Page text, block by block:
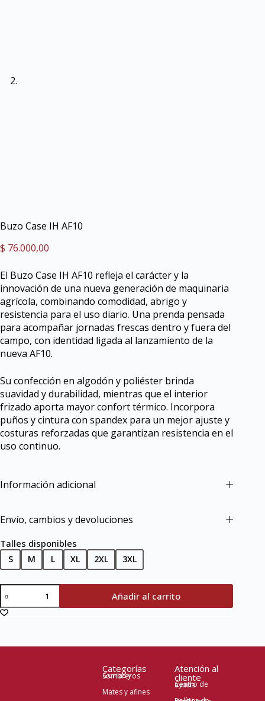
Buzo Case IH AF10
$ 76.000,00
El Buzo Case IH AF10 refleja el carácter y la
innovación de una nueva generación de maquinaria
agrícola, combinando comodidad, abrigo y
resistencia para el uso diario. Una prenda pensada
para acompañar jornadas frescas dentro y fuera del
campo, con identidad ligada al lanzamiento de la
nueva AF10.
Su confección en algodón y poliéster brinda
suavidad y durabilidad, mientras que el interior
frizado aporta mayor confort térmico. Incorpora
puños y cintura con spandex para un mejor ajuste y
costuras reforzadas que garantizan resistencia en el
uso continuo.
Información adicional
Envío, cambios y devoluciones
Talles disponibles
S M L XL 2XL 3XL
Añadir al carrito
Categorías
Gorras y Sombreros
Mates y afines
Atención al
cliente
Centro de ayuda